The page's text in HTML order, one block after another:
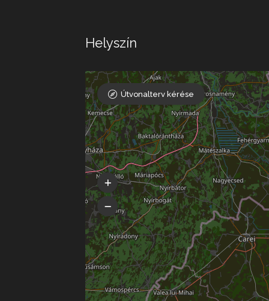
Helyszín
Útvonalterv kérése